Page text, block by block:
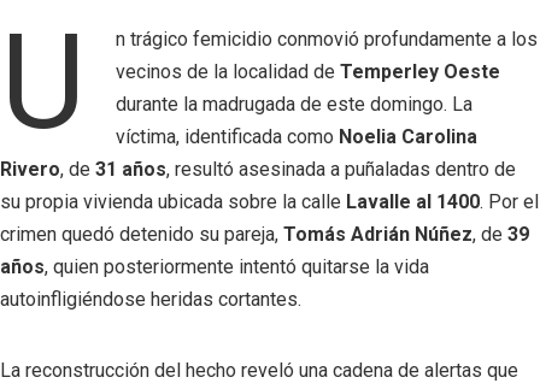
U
n trágico femicidio conmovió profundamente a los
vecinos de la localidad de Temperley Oeste
durante la madrugada de este domingo. La
víctima, identificada como Noelia Carolina
Rivero, de 31 años, resultó asesinada a puñaladas dentro de
su propia vivienda ubicada sobre la calle Lavalle al 1400. Por el
crimen quedó detenido su pareja, Tomás Adrián Núñez, de 39
años, quien posteriormente intentó quitarse la vida
autoinfligiéndose heridas cortantes.
La reconstrucción del hecho reveló una cadena de alertas que